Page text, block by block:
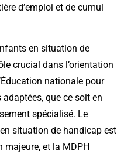
d’emploi et de cumul
en situation de
crucial dans l’orientation
nationale pour
que ce soit en
spécialisé. Le
situation de handicap est
majeure, et la MDPH